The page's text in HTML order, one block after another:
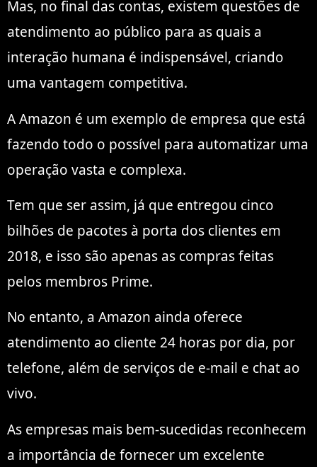
Mas, no final das contas, existem questões de
atendimento ao público para as quais a
interação humana é indispensável, criando
uma vantagem competitiva.
A Amazon é um exemplo de empresa que está
fazendo todo o possível para automatizar uma
operação vasta e complexa.
Tem que ser assim, já que entregou cinco
bilhões de pacotes à porta dos clientes em
2018, e isso são apenas as compras feitas
pelos membros Prime.
No entanto, a Amazon ainda oferece
atendimento ao cliente 24 horas por dia, por
telefone, além de serviços de e-mail e chat ao
vivo.
As empresas mais bem-sucedidas reconhecem
a importância de fornecer um excelente